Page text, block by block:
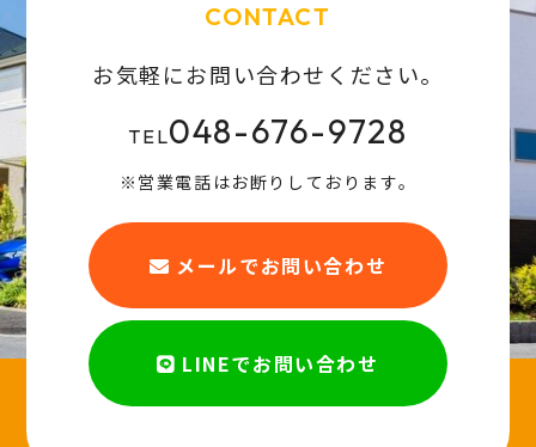
CONTACT
お気軽にお問い合わせください。
TEL048-676-9728
※営業電話はお断りしております。
メールでお問い合わせ
LINEでお問い合わせ